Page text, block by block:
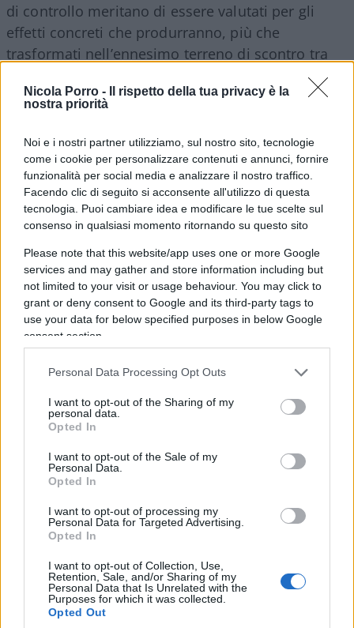
Nicola Porro -
Il rispetto della tua privacy è la
nostra priorità
Noi e i nostri partner utilizziamo, sul nostro sito, tecnologie
come i cookie per personalizzare contenuti e annunci, fornire
funzionalità per social media e analizzare il nostro traffico.
Facendo clic di seguito si acconsente all'utilizzo di questa
tecnologia. Puoi cambiare idea e modificare le tue scelte sul
consenso in qualsiasi momento ritornando su questo sito
Please note that this website/app uses one or more Google
services and may gather and store information including but
not limited to your visit or usage behaviour. You may click to
grant or deny consent to Google and its third-party tags to
use your data for below specified purposes in below Google
consent section.
Personal Data Processing Opt Outs
I want to opt-out of the Sharing of my
personal data.
Opted In
I want to opt-out of the Sale of my
Personal Data.
Opted In
I want to opt-out of processing my
Personal Data for Targeted Advertising.
Opted In
I want to opt-out of Collection, Use,
Retention, Sale, and/or Sharing of my
Personal Data that Is Unrelated with the
Purposes for which it was collected.
Opted Out
di controllo meritano di essere valutati per gli
effetti concreti che produrranno, più che
trasformati nell’ennesimo terreno di scontro tra
Con una cautela in più
ogni riforma di un organo di controllo dovrebbe
l’indipendenza e la percezione di indipendenza,
perché l’autorevolezza di chi controlla dipende
anche dalla distanza che mantiene da chi è
chiamato a controllare.
Sarebbe infatti un errore raccontare questa
riforma come una partita con due squadre:
Palazzo Chigi da una parte e la Corte dei conti
dall’altra. La questione riguarda qualcosa di assai
meno spettacolare, ma molto più importante:
contemporaneamente, capace di controllare se
stesso.